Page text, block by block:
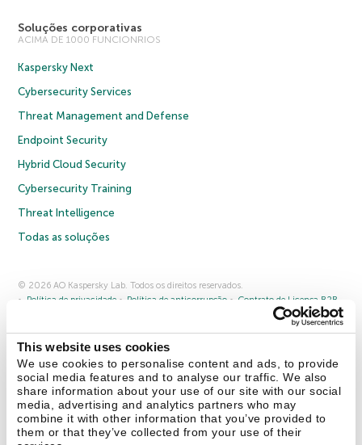
This website uses cookies
We use cookies to personalise content and ads, to provide
social media features and to analyse our traffic. We also
share information about your use of our site with our social
media, advertising and analytics partners who may
combine it with other information that you’ve provided to
them or that they’ve collected from your use of their
Soluções corporativas
ACIMA DE 1000 FUNCIONRIOS
Kaspersky Next
Cybersecurity Services
Threat Management and Defense
Endpoint Security
Hybrid Cloud Security
Cybersecurity Training
Threat Intelligence
Todas as soluções
© 2026 AO Kaspersky Lab. Todos os direitos reservados.
Política de privacidade
Política de anticorrupção
Contrato de Licença B2B
Cookies
Fale conosco Sobre a Kaspersky Parceiros
Comunicado à imprensa
Securelist Eugene Personal Blog